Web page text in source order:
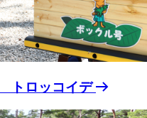
トロッコイデ